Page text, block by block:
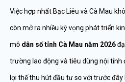
Việc hợp nhất Bạc Liêu và Cà Mau
còn mở ra nhiều kỳ vọng phát triển
mô dân số tỉnh Cà Mau năm 2026
trường lao động và tiêu dùng nội tỉnh
lợi thế thu hút đầu tư so với trước